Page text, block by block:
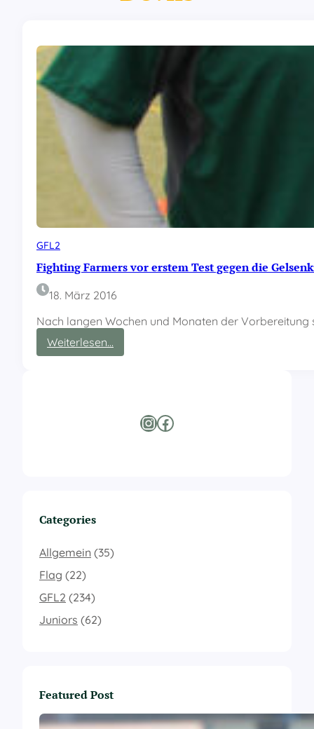
GFL2
Fighting Farmers vor erstem Test gegen die
18. März 2016
Nach langen Wochen und Monaten der
Weiterlesen…
F
s
T
s
InstagramFacebook
Categories
Allgemein (35)
Flag (22)
GFL2 (234)
Juniors (62)
Featured Post